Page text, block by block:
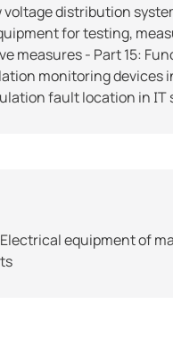
distribution
for testing,
measures - Part 15:
monitoring devices
fault location in IT
equipment of